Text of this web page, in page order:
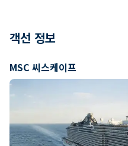
객선 정보
MSC 씨스케이프